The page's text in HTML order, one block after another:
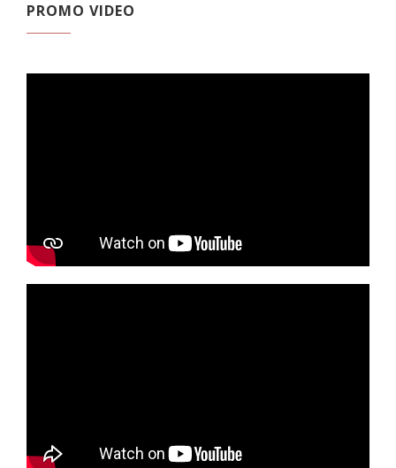
PROMO VIDEO